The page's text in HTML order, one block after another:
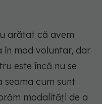
arătat că avem
mod voluntar, dar
este încă nu se
seama cum sunt
modalități de a